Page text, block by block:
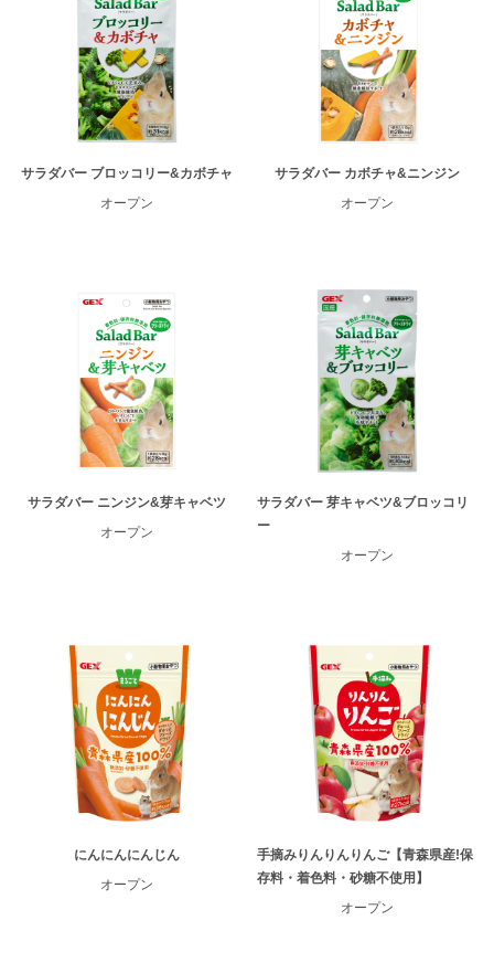
サラダバー ブロッコリー&カボチャ
オープン
サラダバー カボチャ&ニンジン
オープン
サラダバー ニンジン&芽キャベツ
オープン
サラダバー 芽キャベツ&ブロッコリ
ー
オープン
にんにんにんじん
オープン
手摘みりんりんりんご【青森県産!保
存料・着色料・砂糖不使用】
オープン